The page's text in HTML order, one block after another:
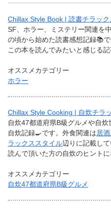
Chillax Style Book | 読書チラッ
SF、ホラー、ミステリー関連を
の頃から始めた読書感想記録📚で
この本を読んでみたいと感じる記
オススメカテゴリー
ホラー
Chillax Style Cooking | 自炊チラ
自炊47都道府県B級グルメや自
自炊記録🍳です。外食関連は居
ラックススタイル辺りに記載して
読んで頂いた方の自炊のヒント
オススメカテゴリー
自炊47都道府県B級グルメ